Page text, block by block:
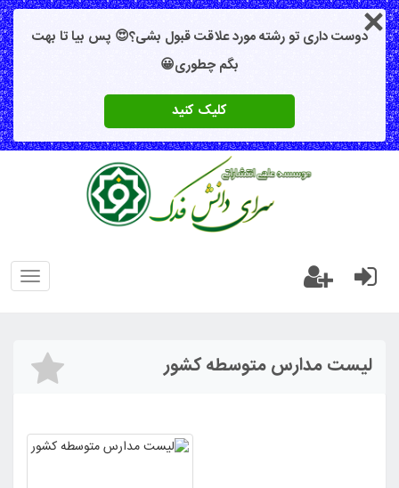
دوست داری تو رشته مورد علاقت قبول بشی؟😍 پس بیا تا بهت
بگم چطوری😀
کلیک کنید
لیست مدارس متوسطه کشور